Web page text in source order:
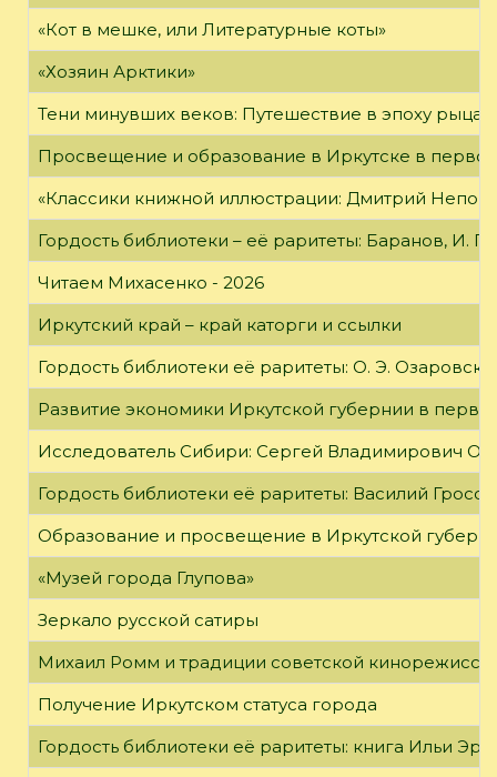
«Кот в мешке, или Литературные коты»
«Хозяин Арктики»
Тени минувших веков: Путешествие в эпоху
Просвещение и образование в Иркутске в
«Классики книжной иллюстрации: Дмитрий
Гордость библиотеки – её раритеты: Баранов, И.
Читаем Михасенко - 2026
Иркутский край – край каторги и ссылки
Гордость библиотеки её раритеты: О. Э.
Развитие экономики Иркутской губернии в
Исследователь Сибири: Сергей Владимирович
Гордость библиотеки её раритеты: Василий
Образование и просвещение в Иркутской
«Музей города Глупова»
Зеркало русской сатиры
Михаил Ромм и традиции советской
Получение Иркутском статуса города
Гордость библиотеки её раритеты: книга Ильи